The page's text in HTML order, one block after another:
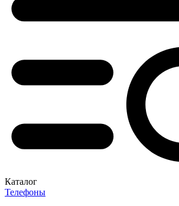
Каталог
Телефоны